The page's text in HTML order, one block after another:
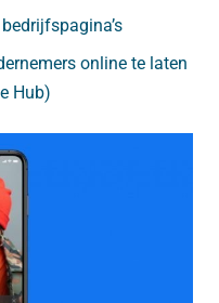
online te laten
Hub)